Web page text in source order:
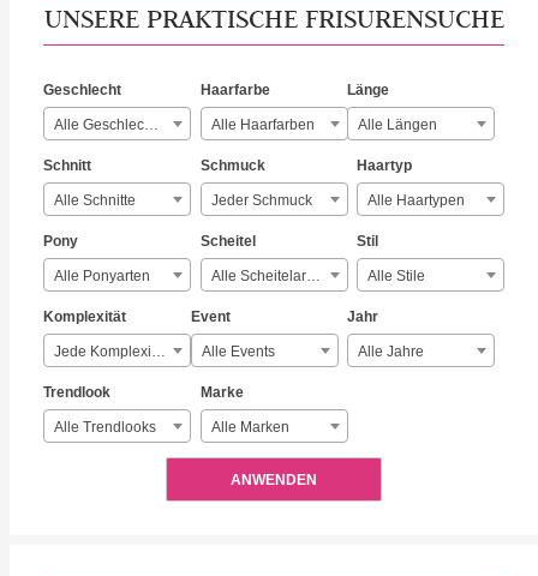
UNSERE PRAKTISCHE FRISURENSUCHE
Geschlecht
Alle Geschlechter
Haarfarbe
Alle Haarfarben
Länge
Alle Längen
Schnitt
Alle Schnitte
Schmuck
Jeder Schmuck
Haartyp
Alle Haartypen
Pony
Alle Ponyarten
Scheitel
Alle Scheitelarten
Stil
Alle Stile
Komplexität
Jede Komplexität
Event
Alle Events
Jahr
Alle Jahre
Trendlook
Alle Trendlooks
Marke
Alle Marken
ANWENDEN